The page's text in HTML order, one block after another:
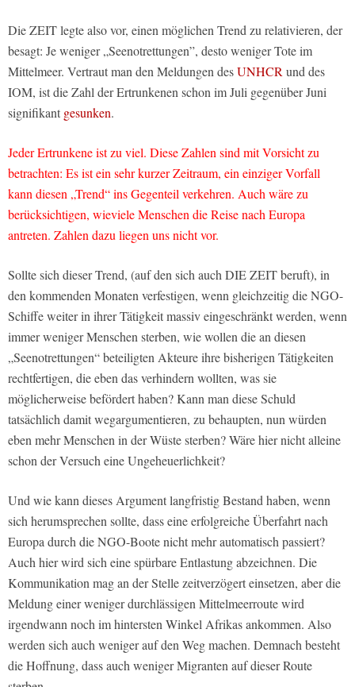
Die ZEIT legte also vor, einen möglichen Trend zu relativieren, der
besagt: Je weniger „Seenotrettungen”, desto weniger Tote im
Mittelmeer. Vertraut man den Meldungen desUNHCR und des
IOM, ist die Zahl der Ertrunkenen schon im Juli gegenüber Juni
signifikant gesunken.
Jeder Ertrunkene ist zu viel. Diese Zahlen sind mit Vorsicht zu
betrachten: Es ist ein sehr kurzer Zeitraum, ein einziger Vorfall
kann diesen „Trend“ ins Gegenteil verkehren. Auch wäre zu
berücksichtigen, wieviele Menschen die Reise nach Europa
antreten. Zahlen dazu liegen uns nicht vor.
Sollte sich dieser Trend, (auf den sich auch DIE ZEIT beruft), in
den kommenden Monaten verfestigen, wenn gleichzeitig die NGO-
Schiffe weiter in ihrer Tätigkeit massiv eingeschränkt werden, wenn
immer weniger Menschen sterben, wie wollen die an diesen
„Seenotrettungen“ beteiligten Akteure ihre bisherigen Tätigkeiten
rechtfertigen, die eben das verhindern wollten, was sie
möglicherweise befördert haben? Kann man diese Schuld
tatsächlich damit wegargumentieren, zu behaupten, nun würden
eben mehr Menschen in der Wüste sterben? Wäre hier nicht alleine
schon der Versuch eine Ungeheuerlichkeit?
Und wie kann dieses Argument langfristig Bestand haben, wenn
sich herumsprechen sollte, dass eine erfolgreiche Überfahrt nach
Europa durch die NGO-Boote nicht mehr automatisch passiert?
Auch hier wird sich eine spürbare Entlastung abzeichnen. Die
Kommunikation mag an der Stelle zeitverzögert einsetzen, aber die
Meldung einer weniger durchlässigen Mittelmeerroute wird
irgendwann noch im hintersten Winkel Afrikas ankommen. Also
werden sich auch weniger auf den Weg machen. Demnach besteht
die Hoffnung, dass auch weniger Migranten auf dieser Route